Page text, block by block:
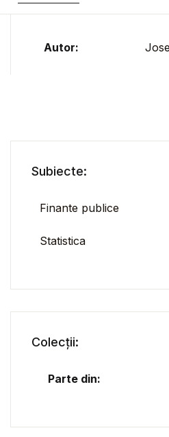
Autor:
Subiecte:
Finante publice
Statistica
Colecții:
Parte din: